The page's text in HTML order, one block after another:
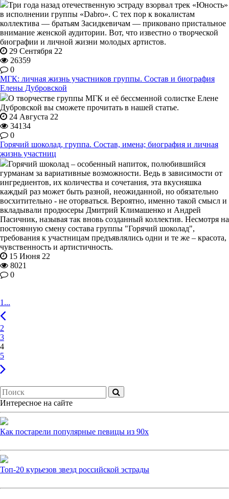
Три года назад отечественную эстраду взорвал трек «Юность»
в исполнении группы «Dabro». С тех пор к вокалистам
коллектива — братьям Засидкевичам — приковано пристальное
внимание женской аудитории. Вот, что известно о творческой
биографии и личной жизни молодых артистов.
29 Сентября 22
26359
0
МГК: личная жизнь участников группы. Состав и биография
Елены Дубровской
О творчестве группы МГК и её бессменной солистке Елене
Дубровской вы сможете прочитать в нашей статье.
24 Августа 22
34134
0
Горячий шоколад, группа. Состав, имена; биография и личная
жизнь участниц
Горячий шоколад – особенный напиток, полюбившийся
гурманам за вариативные возможности. Ведь в зависимости от
ингредиентов, их количества и сочетания, эта вкусняшка
каждый раз может быть разной, неожиданной, но обязательно
восхитительно - не оторваться. Вероятно, именно такой смысл и
вкладывали продюсеры Дмитрий Климашенко и Андрей
Пасичник, называя так вновь созданный коллектив. Несмотря на
постоянную смену состава группы "Горячий шоколад",
требования к участницам предъявлялись одни и те же – красота,
чувственность и артистичность.
15 Июня 22
8021
0
1...
2
3
4
5
Интересное на сайте
Как постарели популярные певицы из 90х
Топ-20 курьезов звезд российской эстрады